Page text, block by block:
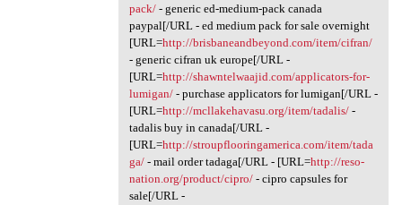
pack/- generic ed-medium-pack canada
paypal[/URL - ed medium pack for sale overnight
[URL=http://brisbaneandbeyond.com/item/cifran/
- generic cifran uk europe[/URL -
[URL=http://shawntelwaajid.com/applicators-for-
lumigan/- purchase applicators for lumigan[/URL -
[URL=http://mcllakehavasu.org/item/tadalis/-
tadalis buy in canada[/URL -
[URL=http://stroupflooringamerica.com/item/tada
ga/- mail order tadaga[/URL - [URL=http://reso-
nation.org/product/cipro/- cipro capsules for
sale[/URL -